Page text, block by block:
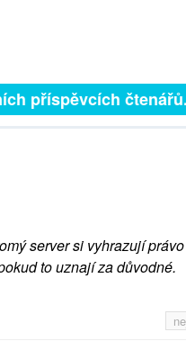
příspěvcích čtenářů.
server si vyhrazují
to uznají za důvodné.